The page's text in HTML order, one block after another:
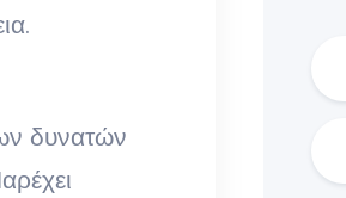
δυνατών